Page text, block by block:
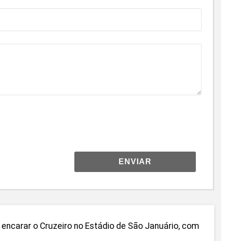
ENVIAR
o Cruzeiro no Estádio de São Januário, com